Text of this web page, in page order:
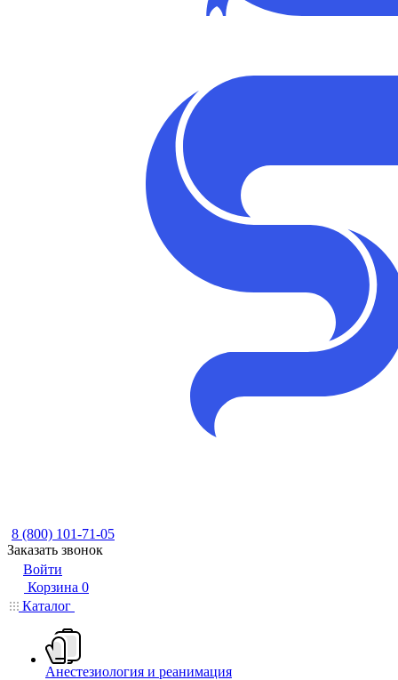
8 (800) 101-71-05
Заказать звонок
Войти
Корзина 0
Каталог
Анестезиология и реанимация